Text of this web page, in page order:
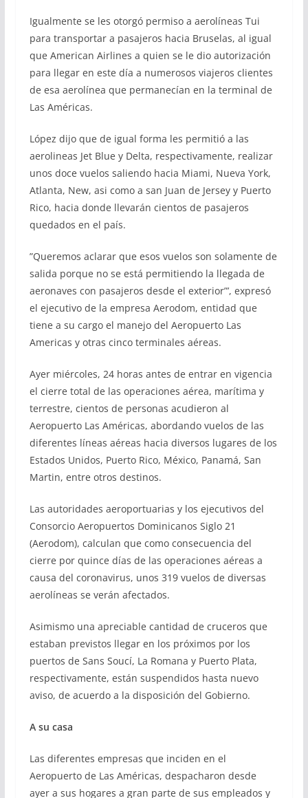
Igualmente se les otorgó permiso a aerolíneas Tui
para transportar a pasajeros hacia Bruselas, al igual
que American Airlines a quien se le dio autorización
para llegar en este día a numerosos viajeros clientes
de esa aerolínea que permanecían en la terminal de
Las Américas.
López dijo que de igual forma les permitió a las
aerolineas Jet Blue y Delta, respectivamente, realizar
unos doce vuelos saliendo hacia Miami, Nueva York,
Atlanta, New, asi como a san Juan de Jersey y Puerto
Rico, hacia donde llevarán cientos de pasajeros
quedados en el país.
”Queremos aclarar que esos vuelos son solamente de
salida porque no se está permitiendo la llegada de
aeronaves con pasajeros desde el exterior”’, expresó
el ejecutivo de la empresa Aerodom, entidad que
tiene a su cargo el manejo del Aeropuerto Las
Americas y otras cinco terminales aéreas.
Ayer miércoles, 24 horas antes de entrar en vigencia
el cierre total de las operaciones aérea, marítima y
terrestre, cientos de personas acudieron al
Aeropuerto Las Américas, abordando vuelos de las
diferentes líneas aéreas hacia diversos lugares de los
Estados Unidos, Puerto Rico, México, Panamá, San
Martin, entre otros destinos.
Las autoridades aeroportuarias y los ejecutivos del
Consorcio Aeropuertos Dominicanos Siglo 21
(Aerodom), calculan que como consecuencia del
cierre por quince días de las operaciones aéreas a
causa del coronavirus, unos 319 vuelos de diversas
aerolíneas se verán afectados.
Asimismo una apreciable cantidad de cruceros que
estaban previstos llegar en los próximos por los
puertos de Sans Soucí, La Romana y Puerto Plata,
respectivamente, están suspendidos hasta nuevo
aviso, de acuerdo a la disposición del Gobierno.
A su casa
Las diferentes empresas que inciden en el
Aeropuerto de Las Américas, despacharon desde
ayer a sus hogares a gran parte de sus empleados y